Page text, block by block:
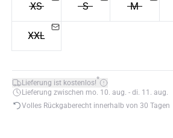
XS S M
XXL
Lieferung ist kostenlos!*
Lieferung zwischen mo. 10. aug. - di. 11. aug.
Volles Rückgaberecht innerhalb von 30 Tagen